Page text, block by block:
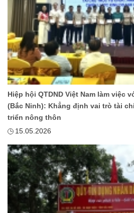
Hiệp hội QTDND Việt Nam làm việc
(Bắc Ninh): Khẳng định vai trò tài
triển nông thôn
15.05.2026